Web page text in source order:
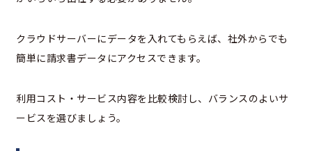
クラウドサーバーにデータを入れてもらえば、社外からでも
簡単に請求書データにアクセスできます。
利用コスト・サービス内容を比較検討し、バランスのよいサ
ービスを選びましょう。